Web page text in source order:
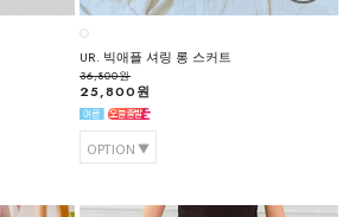
UR. 빅애플 셔링 롱 스커트
36,800원
25,800원
OPTION